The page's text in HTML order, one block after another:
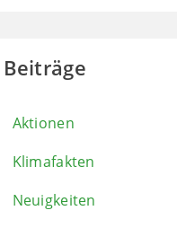
Beiträge
Aktionen
Klimafakten
Neuigkeiten